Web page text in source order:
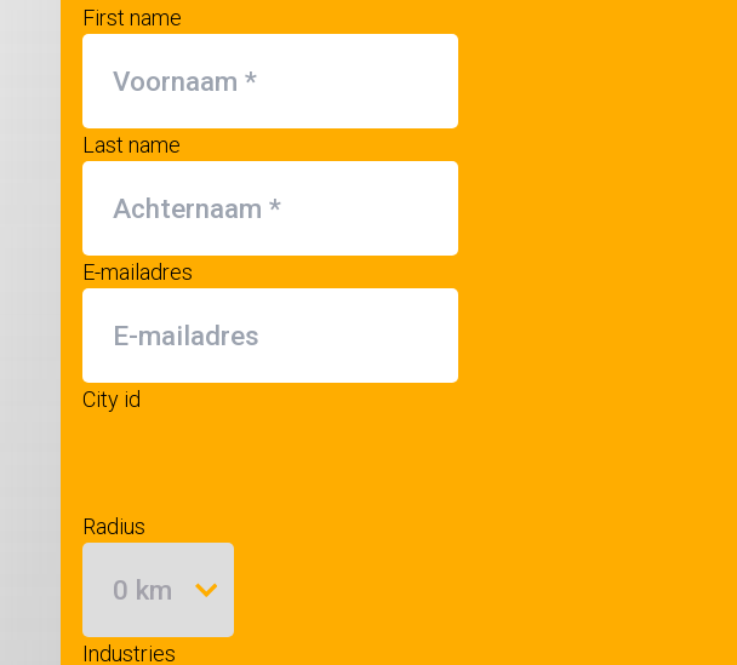
First name
Last name
E-mailadres
City id
Radius
Industries